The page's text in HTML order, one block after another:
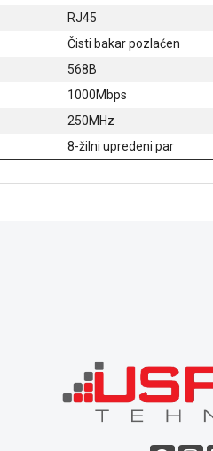
RJ45
Čisti bakar pozlaćen
568B
1000Mbps
250MHz
8-žilni upredeni par